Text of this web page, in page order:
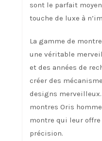
sont le parfait
touche de luxe à
La gamme de
une véritable
et des années de
créer des
designs
montres Oris
montre qui leur
précision.